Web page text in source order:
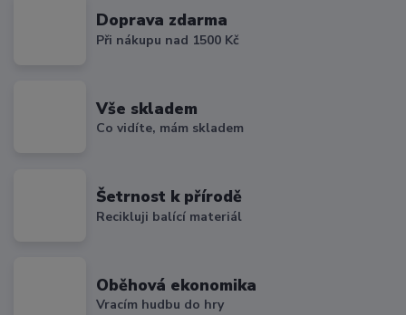
Doprava zdarma
Při nákupu nad 1500 Kč
Vše skladem
Co vidíte, mám skladem
Šetrnost k přírodě
Recikluji balící materiál
Oběhová ekonomika
Vracím hudbu do hry